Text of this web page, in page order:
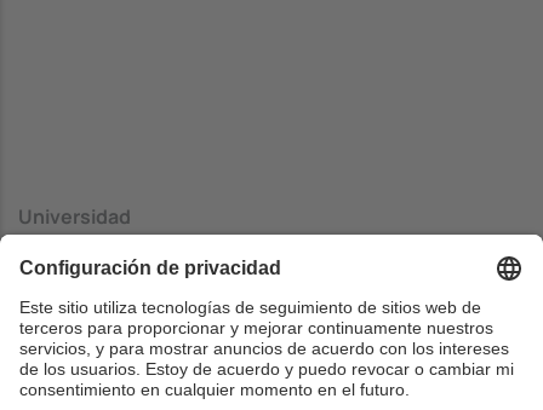
Universidad
Dip. Ingegneria dell' Informazione - Facolta di Ingenieria
País